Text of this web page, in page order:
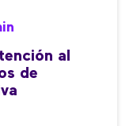
al
de